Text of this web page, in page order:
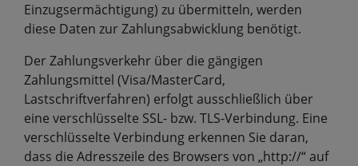
Einzugsermächtigung) zu übermitteln, werden
diese Daten zur Zahlungsabwicklung benötigt.
Der Zahlungsverkehr über die gängigen
Zahlungsmittel (Visa/MasterCard,
Lastschriftverfahren) erfolgt ausschließlich über
eine verschlüsselte SSL- bzw. TLS-Verbindung. Eine
verschlüsselte Verbindung erkennen Sie daran,
dass die Adresszeile des Browsers von „http://“ auf